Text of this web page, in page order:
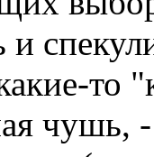
и
то
чушь,